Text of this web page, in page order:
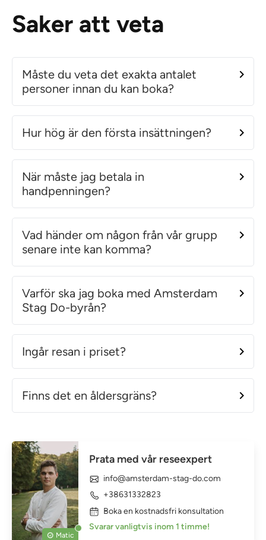
Saker att veta
Måste du veta det exakta antalet
personer innan du kan boka?
Hur hög är den första insättningen?
När måste jag betala in
handpenningen?
Vad händer om någon från vår grupp
senare inte kan komma?
Varför ska jag boka med Amsterdam
Stag Do-byrån?
Ingår resan i priset?
Finns det en åldersgräns?
Matic
Prata med vår reseexpert
info@amsterdam-stag-do.com
+38631332823
Boka en kostnadsfri konsultation
Svarar vanligtvis inom 1 timme!